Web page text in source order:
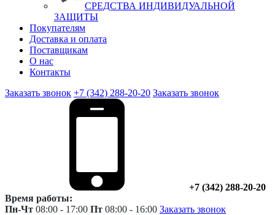
СРЕДСТВА ИНДИВИДУАЛЬНОЙ
ЗАЩИТЫ
Покупателям
Доставка и оплата
Поставщикам
О нас
Контакты
Заказать звонок +7 (342) 288-20-20 Заказать звонок
+7 (342) 288-20-20
Время работы:
Пн-Чт 08:00 - 17:00 Пт 08:00 - 16:00 Заказать звонок